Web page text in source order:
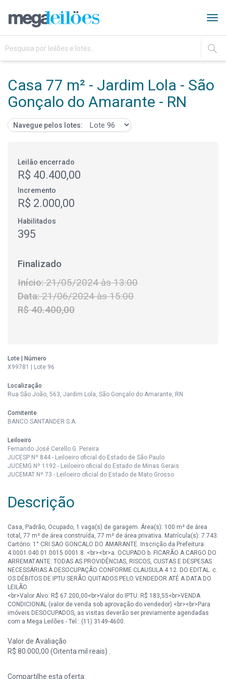
IR
Casa 77 m² - Jardim Lola - São
Gonçalo do Amarante - RN
Navegue pelos lotes:
Leilão encerrado
R$ 40.400,00
Incremento
R$ 2.000,00
Habilitados
395
Finalizado
Início:21/05/2024 às 13:00
Data:21/06/2024 às 15:00
R$ 40.400,00
Lote | Número
X99781 | Lote 96
Localização
Rua São João, 563, Jardim Lola, São Gonçalo do Amarante, RN
Comitente
BANCO SANTANDER S.A.
Leiloeiro
Fernando José Cerello G. Pereira
JUCESP Nº 844 - Leiloeiro oficial do Estado de São Paulo
JUCEMG Nº 1192 - Leiloeiro oficial do Estado de Minas Gerais
JUCEMAT Nº 73 - Leiloeiro oficial do Estado de Mato Grosso
Descrição
Casa, Padrão, Ocupado, 1 vaga(s) de garagem. Área(s): 100 m² de área
total, 77 m² de área construída, 77 m² de área privativa. Matrícula(s): 7.743.
Cartório: 1° CRI SAO GONCALO DO AMARANTE. Inscrição da Prefeitura:
4.0001.040.01.0015.0001.8. <br><br>a. OCUPADO b. FICARÃO A CARGO DO
ARREMATANTE: TODAS AS PROVIDÊNCIAS, RISCOS, CUSTAS E DESPESAS
NECESSÁRIAS À DESOCUPAÇÃO CONFORME CLAUSULA 4.12. DO EDITAL. c.
OS DÉBITOS DE IPTU SERÃO QUITADOS PELO VENDEDOR ATÉ A DATA DO
LEILÃO.
<br>Valor Alvo: R$ 67.200,00<br>Valor do IPTU: R$ 183,55<br>VENDA
CONDICIONAL (valor de venda sob aprovação do vendedor).<br><br>Para
imóveis DESOCUPADOS, as visitas deverão ser previamente agendadas
com a Mega Leilões - Tel.: (11) 3149-4600.
Valor de Avaliação
R$ 80.000,00 (Oitenta mil reais) .
Compartilhe esta oferta: